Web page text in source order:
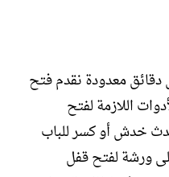
معدودة نقدم فتح
اللازمة لفتح
خدش أو كسر للباب
ورشة لفتح قفل